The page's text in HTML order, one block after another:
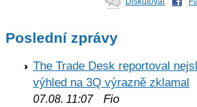
Poslední zprávy
The Trade Desk reportoval
výhled na 3Q výrazně zklamal
07.08. 11:07Fio